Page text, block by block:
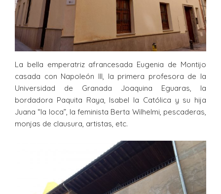
La bella emperatriz afrancesada Eugenia de Montijo
casada con Napoleón III, la primera profesora de la
Universidad de Granada Joaquina Eguaras, la
bordadora Paquita Raya, Isabel la Católica y su hija
Juana “la loca”, la feminista Berta Wilhelmi, pescaderas,
monjas de clausura, artistas, etc.